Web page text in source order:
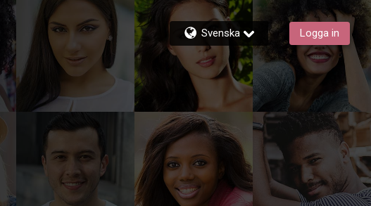
Svenska Logga in